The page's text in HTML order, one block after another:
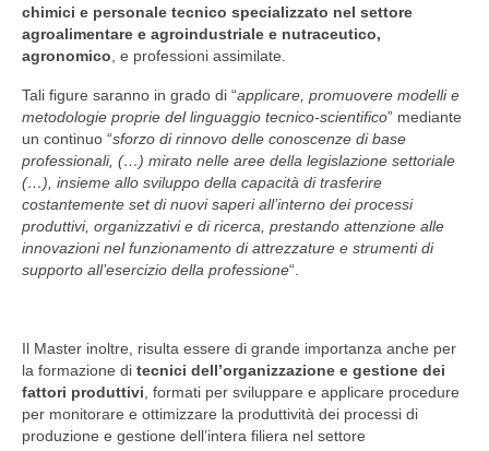
SBOCCHI PROFESSIONALI
SEDE
ISCRIZIONI
DIDATTICA
DIDATTICA FRONTALE
STAGE IN AZIENDA
CALENDARIO
DOCENTI
chimici e personale tecnico specializzato nel settore
agroalimentare e agroindustriale e nutraceutico,
agronomico , e professioni assimilate.
Tali figure saranno in grado di “applicare, promuovere modelli e
metodologie proprie del linguaggio tecnico-scientifico” mediante
un continuo “sforzo di rinnovo delle conoscenze di base
professionali, (…) mirato nelle aree della legislazione settoriale
(…), insieme allo sviluppo della capacità di trasferire
costantemente set di nuovi saperi all’interno dei processi
produttivi, organizzativi e di ricerca, prestando attenzione alle
innovazioni nel funzionamento di attrezzature e strumenti di
supporto all’esercizio della professione“.
Il Master inoltre, risulta essere di grande importanza anche per
la formazione di tecnici dell’organizzazione e gestione dei
fattori produttivi , formati per sviluppare e applicare procedure
per monitorare e ottimizzare la produttività dei processi di
produzione e gestione dell’intera filiera nel settore